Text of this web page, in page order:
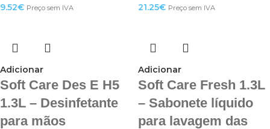
9.52€ Preço sem IVA 21.25€ Preço sem IVA
Adicionar
Soft Care Des E H5
1.3L – Desinfetante
para mãos
Adicionar
Soft Care Fresh 1.3L
– Sabonete líquido
para lavagem das